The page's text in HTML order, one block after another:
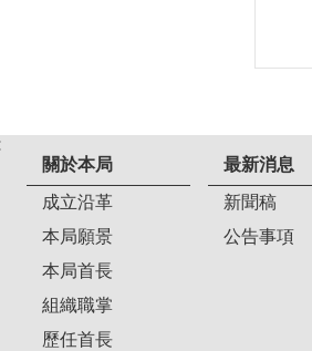
關於本局
成立沿革
本局願景
本局首長
組織職掌
歷任首長
最新消息
新聞稿
公告事項